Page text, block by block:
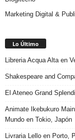
Marketing Digital &
Lo Último
Libreria Acqua Alta en
Shakespeare and
El Ateneo Grand
Animate Ikebukuro
Mundo en Tokio, Japón
Livraria Lello en Porto,